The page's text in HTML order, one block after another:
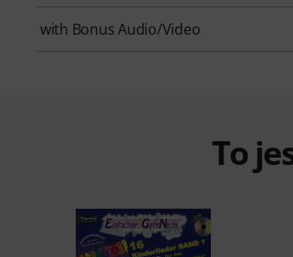
with Bonus Audio/Video
To